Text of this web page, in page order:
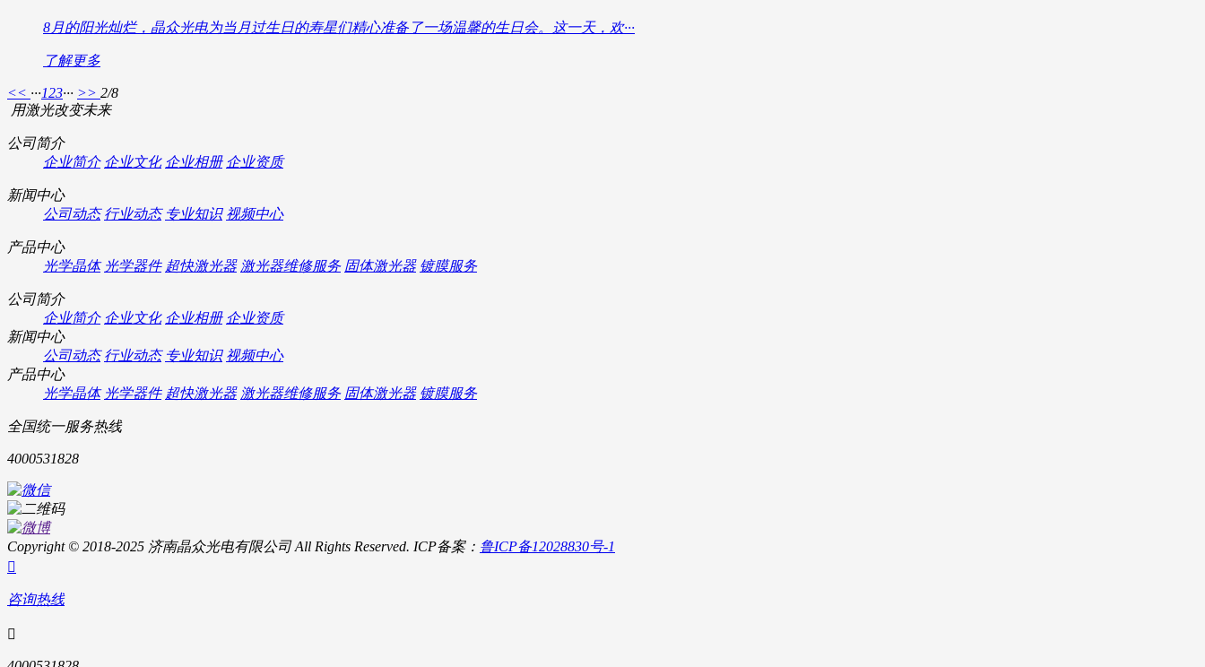
8月的阳光灿烂，晶众光电为当月过生日的寿星们精心准备了一场温馨的生日会。这一天，欢···
了解更多
<< ···123··· >> 2/8
用激光改变未来
公司简介
企业简介 企业文化 企业相册 企业资质
新闻中心
公司动态 行业动态 专业知识 视频中心
产品中心
光学晶体 光学器件 超快激光器 激光器维修服务 固体激光器 镀膜服务
公司简介
企业简介 企业文化 企业相册 企业资质
新闻中心
公司动态 行业动态 专业知识 视频中心
产品中心
光学晶体 光学器件 超快激光器 激光器维修服务 固体激光器 镀膜服务
全国统一服务热线
4000531828
Copyright © 2018-2025 济南晶众光电有限公司 All Rights Reserved. ICP备案： 鲁ICP备12028830号-1

咨询热线
